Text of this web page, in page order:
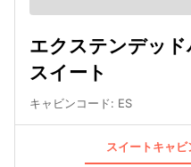
エクステンデッ
スイート
キャビンコード: ES
スイートキャ